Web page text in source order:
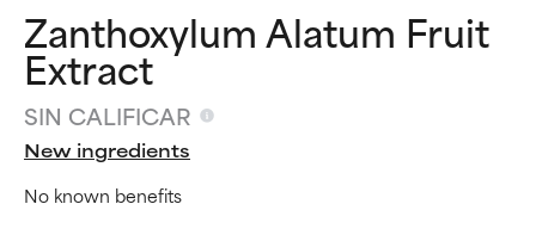
Zanthoxylum Alatum Fruit
Extract
SIN CALIFICAR
New ingredients
No known benefits